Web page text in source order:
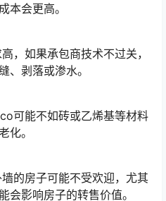
本会更高。
，如果承包商技术不过关，
、剥落或渗水。
可能不如砖或乙烯基等材料
化。
的房子可能不受欢迎，尤其
会影响房子的转售价值。